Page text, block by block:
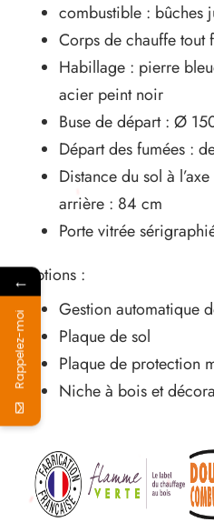
combustible : bûches
Corps de chauffe tout
Habillage : pierre
acier peint noir
Buse de départ : Ø
Départ des fumées :
Distance du sol à
arrière : 84 cm
Porte vitrée
Options :
Gestion automatique
Plaque de sol
Plaque de protection
Niche à bois et
←
Rappelez-moi